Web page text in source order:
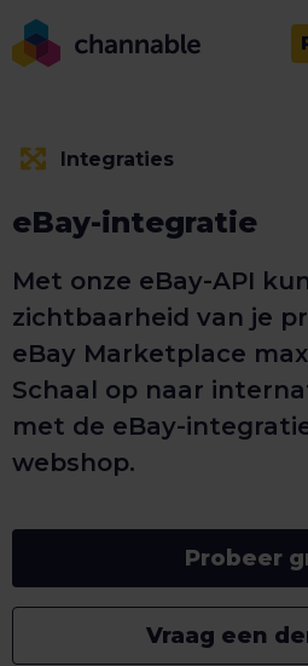
Integraties
eBay-integratie
Met onze eBay-API
zichtbaarheid van je
eBay Marketplace
Schaal op naar
met de eBay-
webshop.
Probeer
Vraag een